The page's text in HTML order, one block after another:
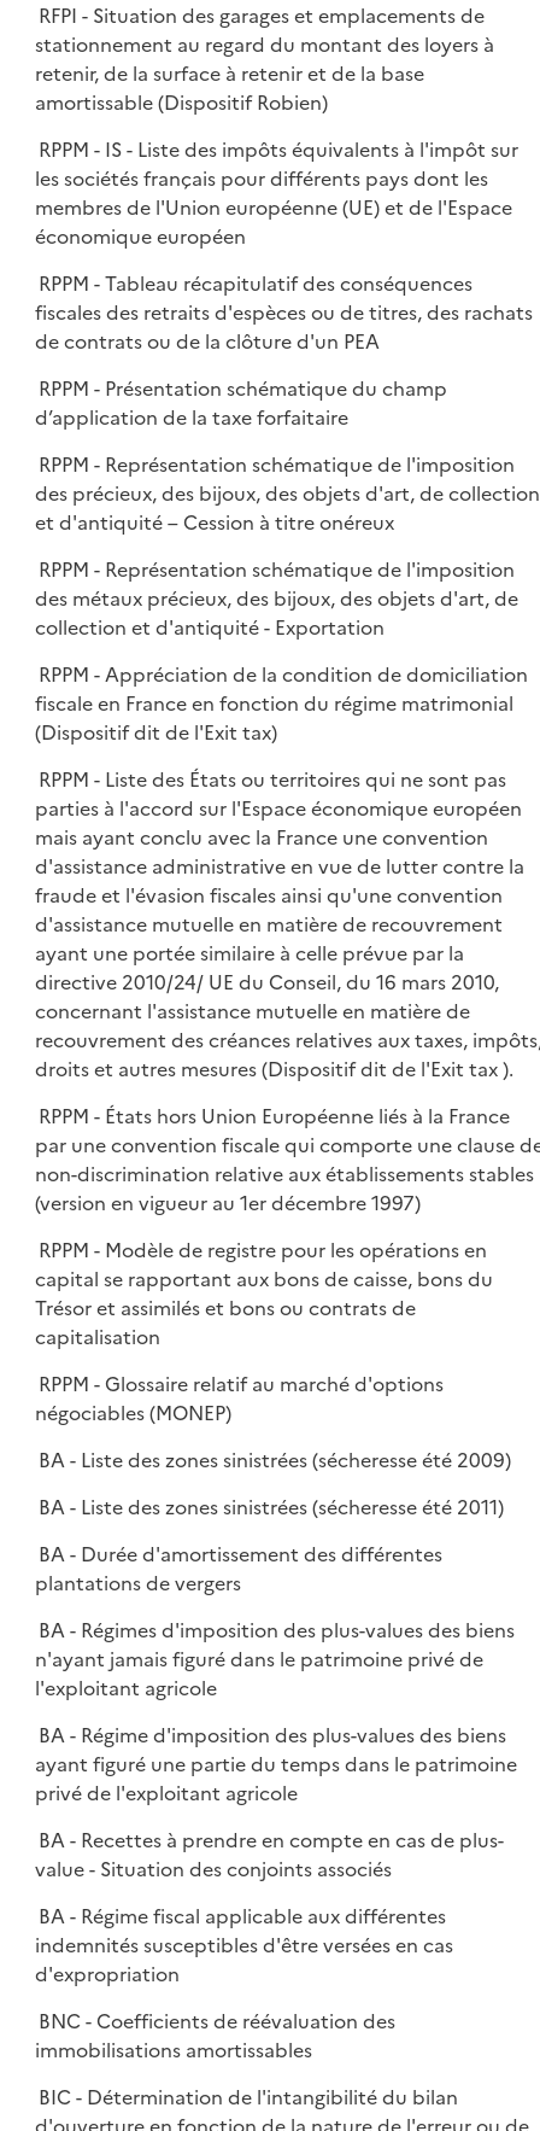
RFPI - Situation des garages et emplacements de
stationnement au regard du montant des loyers à
retenir, de la surface à retenir et de la base
amortissable (Dispositif Robien)
RPPM - IS - Liste des impôts équivalents à l'impôt sur
les sociétés français pour différents pays dont les
membres de l'Union européenne (UE) et de l'Espace
économique européen
RPPM - Tableau récapitulatif des conséquences
fiscales des retraits d'espèces ou de titres, des rachats
de contrats ou de la clôture d'un PEA
RPPM - Présentation schématique du champ
d’application de la taxe forfaitaire
RPPM - Représentation schématique de l'imposition
des précieux, des bijoux, des objets d'art, de collection
et d'antiquité – Cession à titre onéreux
RPPM - Représentation schématique de l'imposition
des métaux précieux, des bijoux, des objets d'art, de
collection et d'antiquité - Exportation
RPPM - Appréciation de la condition de domiciliation
fiscale en France en fonction du régime matrimonial
(Dispositif dit de l'Exit tax)
RPPM - Liste des États ou territoires qui ne sont pas
parties à l'accord sur l'Espace économique européen
mais ayant conclu avec la France une convention
d'assistance administrative en vue de lutter contre la
fraude et l'évasion fiscales ainsi qu'une convention
d'assistance mutuelle en matière de recouvrement
ayant une portée similaire à celle prévue par la
directive 2010/24/ UE du Conseil, du 16 mars 2010,
concernant l'assistance mutuelle en matière de
recouvrement des créances relatives aux taxes,
droits et autres mesures (Dispositif dit de l'Exit tax ).
RPPM - États hors Union Européenne liés à la France
par une convention fiscale qui comporte une clause
non-discrimination relative aux établissements stables
(version en vigueur au 1er décembre 1997)
RPPM - Modèle de registre pour les opérations en
capital se rapportant aux bons de caisse, bons du
Trésor et assimilés et bons ou contrats de
capitalisation
RPPM - Glossaire relatif au marché d'options
négociables (MONEP)
BA - Liste des zones sinistrées (sécheresse été 2009)
BA - Liste des zones sinistrées (sécheresse été 2011)
BA - Durée d'amortissement des différentes
plantations de vergers
BA - Régimes d'imposition des plus-values des biens
n'ayant jamais figuré dans le patrimoine privé de
l'exploitant agricole
BA - Régime d'imposition des plus-values des biens
ayant figuré une partie du temps dans le patrimoine
privé de l'exploitant agricole
BA - Recettes à prendre en compte en cas de plus-
value - Situation des conjoints associés
BA - Régime fiscal applicable aux différentes
indemnités susceptibles d'être versées en cas
d'expropriation
BNC - Coefficients de réévaluation des
immobilisations amortissables
BIC - Détermination de l'intangibilité du bilan